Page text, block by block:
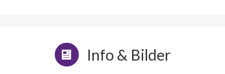
Info & Bilder